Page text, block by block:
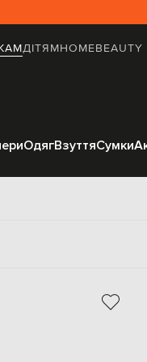
ДІТЯМHOMEBEAUTY
ОдягВзуттяСумки